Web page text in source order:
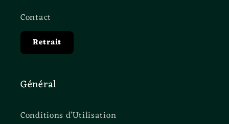
Contact
Retrait
Général
Conditions d'Utilisation